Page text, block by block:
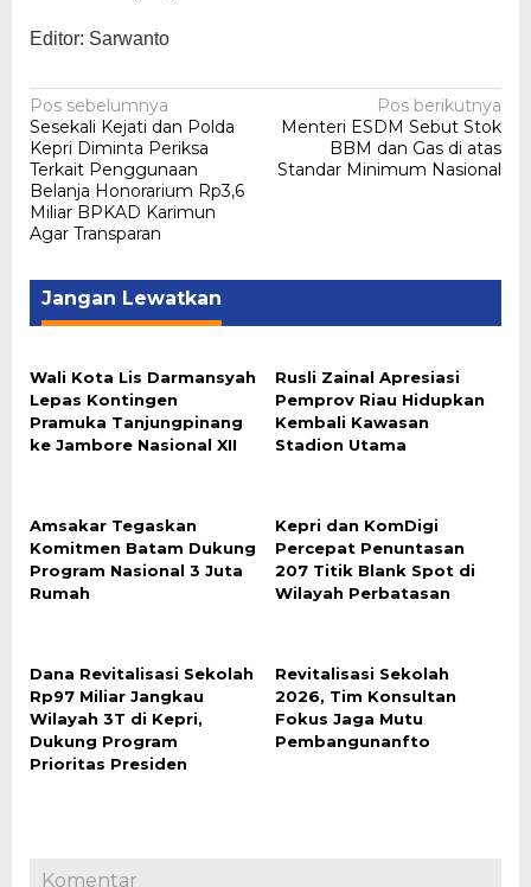
Editor: Sarwanto
Navigasi
pos
Pos sebelumnya
Sesekali Kejati dan Polda
Kepri Diminta Periksa
Terkait Penggunaan
Belanja Honorarium Rp3,6
Miliar BPKAD Karimun
Agar Transparan
Pos berikutnya
Menteri ESDM Sebut Stok
BBM dan Gas di atas
Standar Minimum Nasional
Jangan Lewatkan
Wali Kota Lis Darmansyah
Lepas Kontingen
Pramuka Tanjungpinang
ke Jambore Nasional XII
Rusli Zainal Apresiasi
Pemprov Riau Hidupkan
Kembali Kawasan
Stadion Utama
Amsakar Tegaskan
Komitmen Batam Dukung
Program Nasional 3 Juta
Rumah
Kepri dan KomDigi
Percepat Penuntasan
207 Titik Blank Spot di
Wilayah Perbatasan
Dana Revitalisasi Sekolah
Rp97 Miliar Jangkau
Wilayah 3T di Kepri,
Dukung Program
Prioritas Presiden
Revitalisasi Sekolah
2026, Tim Konsultan
Fokus Jaga Mutu
Pembangunanfto
Komentar